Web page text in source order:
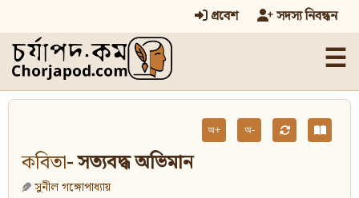
প্রবেশ সদস্য নিবন্ধন
☰
অ+ অ-
কবিতা- সত্যবদ্ধ অভিমান
সুনীল গঙ্গোপাধ্যায়